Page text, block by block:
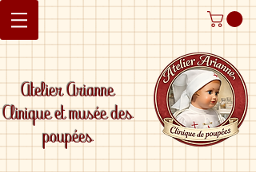
Atelier Arianne
Clinique et musée des
poupées